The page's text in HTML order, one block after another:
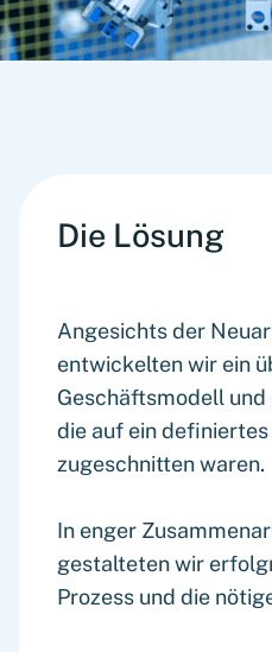
Die Lösung
Angesichts der
entwickelten wir ein
Geschäftsmodell und
die auf ein
zugeschnitten waren.
In enger
gestalteten wir
Prozess und die